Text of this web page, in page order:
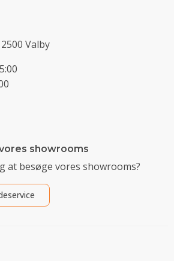
Valby
showrooms
at besøge vores showrooms?